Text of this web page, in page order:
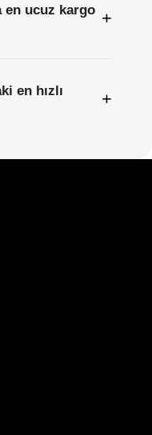
en ucuz kargo +
en hızlı
+